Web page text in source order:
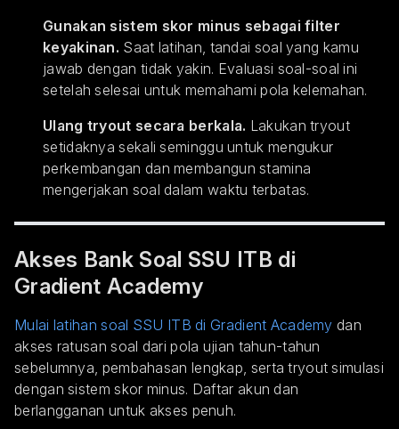
Gunakan sistem skor minus sebagai filter
keyakinan. Saat latihan, tandai soal yang kamu
jawab dengan tidak yakin. Evaluasi soal-soal ini
setelah selesai untuk memahami pola kelemahan.
Ulang tryout secara berkala. Lakukan tryout
setidaknya sekali seminggu untuk mengukur
perkembangan dan membangun stamina
mengerjakan soal dalam waktu terbatas.
Akses Bank Soal SSU ITB di
Gradient Academy
Mulai latihan soal SSU ITB di Gradient Academy dan
akses ratusan soal dari pola ujian tahun-tahun
sebelumnya, pembahasan lengkap, serta tryout simulasi
dengan sistem skor minus. Daftar akun dan
berlangganan untuk akses penuh.